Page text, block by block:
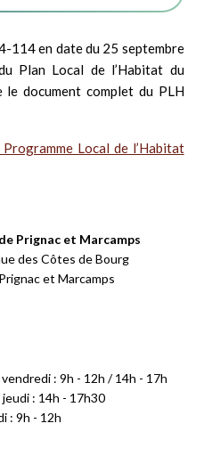
114 en date du 25 septembre
Plan Local de l’Habitat du
le document complet du PLH
Local de l’Habitat
Prignac et Marcamps
des Côtes de Bourg
et Marcamps
: 9h - 12h / 14h - 17h
jeudi : 14h - 17h30
: 9h - 12h